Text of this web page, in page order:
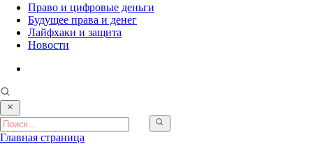
Право и цифровые деньги
Будущее права и денег
Лайфхаки и защита
Новости
Главная страница